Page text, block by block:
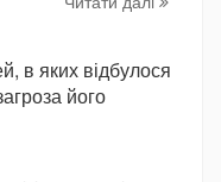
в яких відбулося
його